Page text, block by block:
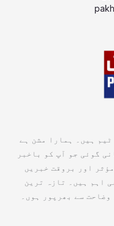
ہیں۔ ہمارا مشن ہے
گوئی جو آپ کو باخبر
اور بروقت خبریں
اہم ہیں۔ تازہ ترین
سے بھرپور ہوں۔